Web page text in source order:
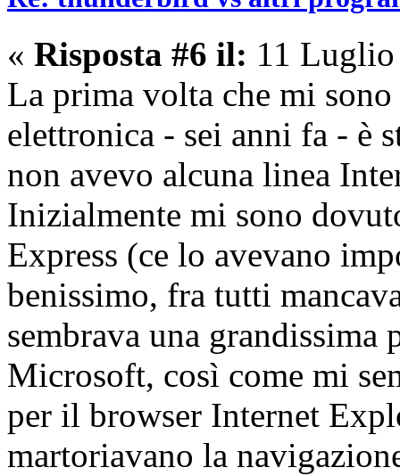
« Risposta #6 il: 11
La prima volta che mi
elettronica - sei anni fa - è
non avevo alcuna linea
Inizialmente mi sono
Express (ce lo avevano
benissimo, fra tutti
sembrava una grandissima
Microsoft, così come mi
per il browser Internet
martoriavano la